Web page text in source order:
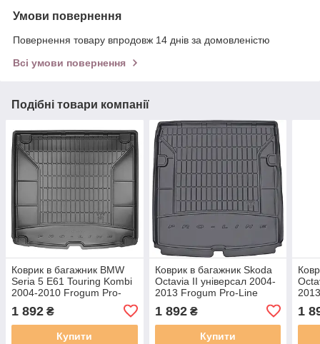
Умови повернення
Повернення товару впродовж 14 днів за домовленістю
Всі умови повернення
Подібні товари компанії
Коврик в багажник BMW
Seria 5 E61 Touring Kombi
2004-2010 Frogum Pro-
1 892 ₴
Купити
Коврик в багажник Skoda
Octavia II універсал 2004-
2013 Frogum Pro-Line
1 892₴
Купити
1